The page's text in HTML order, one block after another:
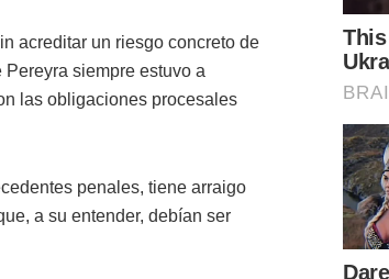
acreditar un riesgo concreto de
siempre estuvo a
las obligaciones procesales
penales, tiene arraigo
a su entender, debían ser